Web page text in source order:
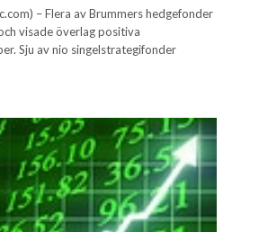
– Flera av Brummers hedgefonder
visade överlag positiva
Sju av nio singelstrategifonder